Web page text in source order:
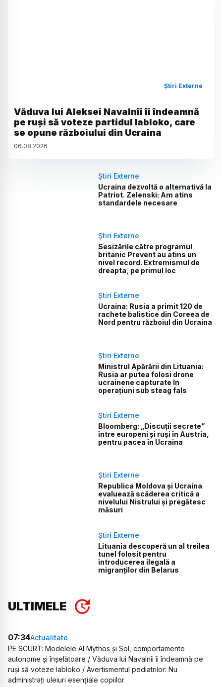
Știri Externe
Văduva lui Aleksei Navalnîi îi îndeamnă
pe ruși să voteze partidul Iabloko, care
se opune războiului din Ucraina
06.08.2026
Știri Externe
Ucraina dezvoltă o alternativă la
Patriot. Zelenski: Am atins
standardele necesare
Știri Externe
Sesizările către programul
britanic Prevent au atins un
nivel record. Extremismul de
dreapta, pe primul loc
Știri Externe
Ucraina: Rusia a primit 120 de
rachete balistice din Coreea de
Nord pentru războiul din Ucraina
Știri Externe
Ministrul Apărării din Lituania:
Rusia ar putea folosi drone
ucrainene capturate în
operațiuni sub steag fals
Știri Externe
Bloomberg: „Discuții secrete”
între europeni și ruși în Austria,
pentru pacea în Ucraina
Știri Externe
Republica Moldova și Ucraina
evaluează scăderea critică a
nivelului Nistrului și pregătesc
măsuri
Știri Externe
Lituania descoperă un al treilea
tunel folosit pentru
introducerea ilegală a
migranților din Belarus
ULTIMELE
07:34Actualitate
PE SCURT: Modelele AI Mythos și Sol, comportamente
autonome și înșelătoare / Văduva lui Navalnîi îi îndeamnă pe
ruși să voteze Iabloko / Avertismentul pediatrilor: Nu
administrați uleiuri esențiale copiilor